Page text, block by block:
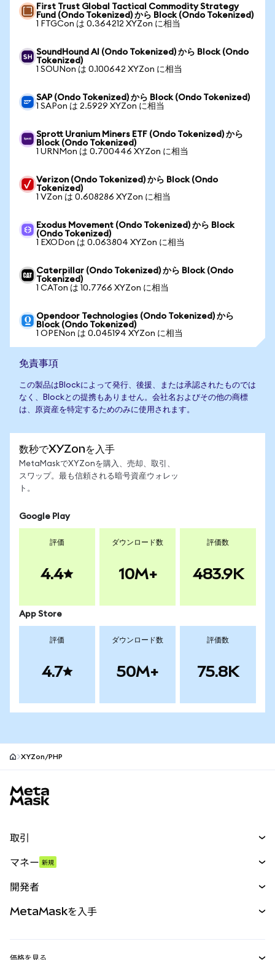
First Trust Global Tactical Commodity Strategy
Fund (Ondo Tokenized) から Block (Ondo Tokenized)
1 FTGCon は 0.364212 XYZon に相当
SoundHound AI (Ondo Tokenized) から Block (Ondo
Tokenized)
1 SOUNon は 0.100642 XYZon に相当
SAP (Ondo Tokenized) から Block (Ondo Tokenized)
1 SAPon は 2.5929 XYZon に相当
Sprott Uranium Miners ETF (Ondo Tokenized) から
Block (Ondo Tokenized)
1 URNMon は 0.700446 XYZon に相当
Verizon (Ondo Tokenized) から Block (Ondo
Tokenized)
1 VZon は 0.608286 XYZon に相当
Exodus Movement (Ondo Tokenized) から Block
(Ondo Tokenized)
1 EXODon は 0.063804 XYZon に相当
Caterpillar (Ondo Tokenized) から Block (Ondo
Tokenized)
1 CATon は 10.7766 XYZon に相当
Opendoor Technologies (Ondo Tokenized) から
Block (Ondo Tokenized)
1 OPENon は 0.045194 XYZon に相当
免責事項
この製品はBlockによって発行、後援、または承認されたものでは
なく、Blockとの提携もありません。会社名およびその他の商標
は、原資産を特定するためのみに使用されます。
数秒でXYZonを入手
MetaMaskでXYZonを購入、売却、取引、
スワップ。最も信頼される暗号資産ウォレッ
ト。
Google Play
評価
4.4
ダウンロード数
10M+
評価数
483.9K
App Store
評価
4.7
ダウンロード数
50M+
評価数
75.8K
XYZon/PHP
取引
パーペチュアル
RWA
マネー 新規
開発者
MetaMaskを入手
価格を見る